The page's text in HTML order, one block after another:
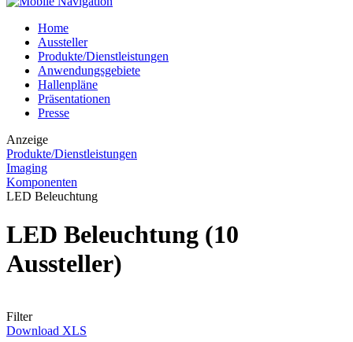
Home
Aussteller
Produkte/Dienstleistungen
Anwendungsgebiete
Hallenpläne
Präsentationen
Presse
Anzeige
Produkte/Dienstleistungen
Imaging
Komponenten
LED Beleuchtung
LED Beleuchtung (10
Aussteller)
Filter
Download XLS